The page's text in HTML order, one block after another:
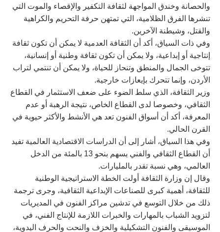
والحصانة وخندق المواجهة لثقافة التكفير والإقصاء والموت التي
تنشرها الفرق الظلامية، التي تمتهن حرفة التحريم والكراهية
والقتل، وشيطنة الآخرين.
وفي ذات السياق، أكد أن الثقافة العدمية لا يمكن أن تكون ثقافة
إنتاجية أو إبداعية، ولا يمكن أن تكون ثقافة وطنية أو إنسانية،
تتوخى الجمال والمنطق وتنحاز للحياة، ولا يمكن أن تنتمي لتراب
الأردن، وإنما تتحرك بإيعازات خارجية.
وزير الثقافة، الذي سلط الضوء على ضعف الاستثمار في القطاع
الثقافي، وخصوصا لدى القطاع الخاص، نتيجة الرهبة أو عدم
المعرفة، أكد أن أسواق الفنون تعد هي الأنشط والأكثر حيوية في
القرن الحالي.
وفي هذا السياق، أشار إلى أن الدراسات الاقتصادية العالمية تفيد
أن القطاع الثقافي والفني يسهم بنحو 13 بالمئة من الدخل
العالمي، وهي نسبة تقدر بالمليارات.
وقال إن وزارة الثقافة أولت الخطة الاستراتيجية الوطنية
للثقافة، أهمية كبرى للصناعات الإبداعية الثقافية، وجرى ترجمة
ذلك من خلال التوسع في تدشين مراكز الفنون في المديريات
لتزويد الشباب بالمهارات والخبرات اللازمة للإنتاج الفني، في
الموسيقى والفنون التشكيلية والخزف والنحت والحرف اليدوية،